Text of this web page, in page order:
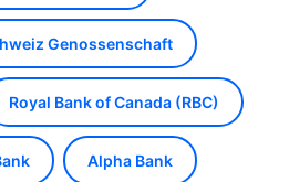
Genossenschaft
Royal Bank of Canada (RBC)
Alpha Bank